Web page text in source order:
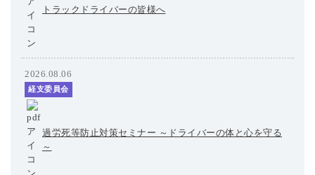
トラックドライバーの皆様へ
2026.08.06
経支委員会
過労死等防止対策セミナー ～ドライバーの体と心を守る
～